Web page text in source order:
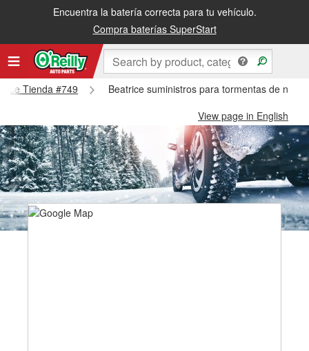
Encuentra la batería correcta para tu vehículo.
Compra baterías SuperStart
Tienda #749
Beatrice suministros para tormentas de
View page in English